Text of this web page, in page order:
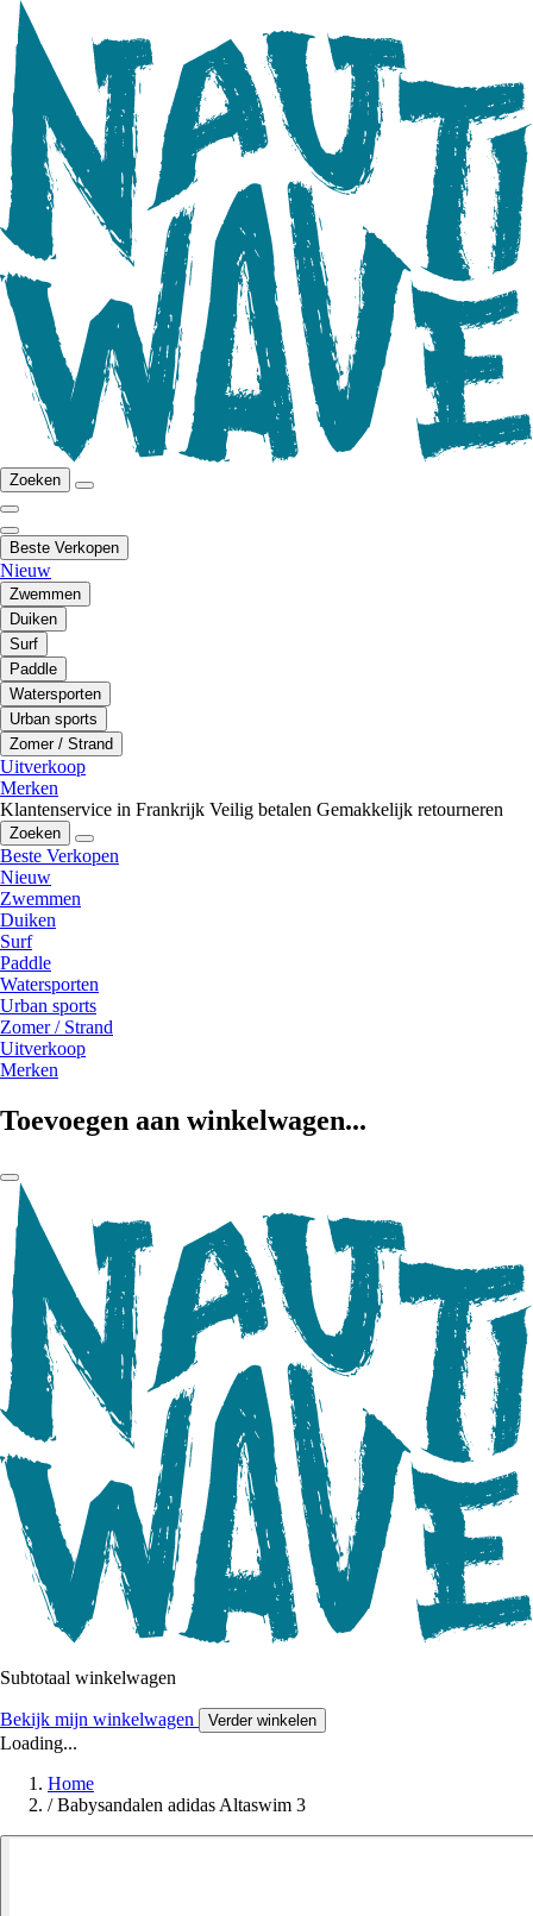
Zoeken
Beste Verkopen
Nieuw
Zwemmen
Duiken
Surf
Paddle
Watersporten
Urban sports
Zomer / Strand
Uitverkoop
Merken
Klantenservice in Frankrijk Veilig betalen Gemakkelijk retourneren
Zoeken
Beste Verkopen
Nieuw
Zwemmen
Duiken
Surf
Paddle
Watersporten
Urban sports
Zomer / Strand
Uitverkoop
Merken
Toevoegen aan winkelwagen...
Subtotaal winkelwagen
Bekijk mijn winkelwagen Verder winkelen
Loading...
Home
/ Babysandalen adidas Altaswim 3